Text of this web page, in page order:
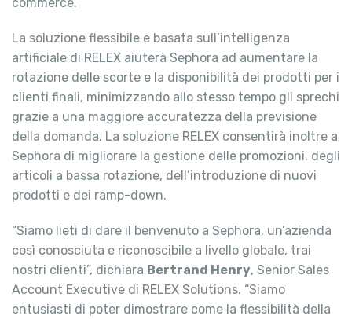
La soluzione flessibile e basata sull’intelligenza
artificiale di RELEX aiuterà Sephora ad aumentare la
rotazione delle scorte e la disponibilità dei prodotti per i
clienti finali, minimizzando allo stesso tempo gli sprechi
grazie a una maggiore accuratezza della previsione
della domanda. La soluzione RELEX consentirà inoltre a
Sephora di migliorare la gestione delle promozioni, degli
articoli a bassa rotazione, dell’introduzione di nuovi
prodotti e dei ramp-down.
“Siamo lieti di dare il benvenuto a Sephora, un’azienda
così conosciuta e riconoscibile a livello globale, trai
nostri clienti”, dichiara Bertrand Henry, Senior Sales
Account Executive di RELEX Solutions. “Siamo
entusiasti di poter dimostrare come la flessibilità della